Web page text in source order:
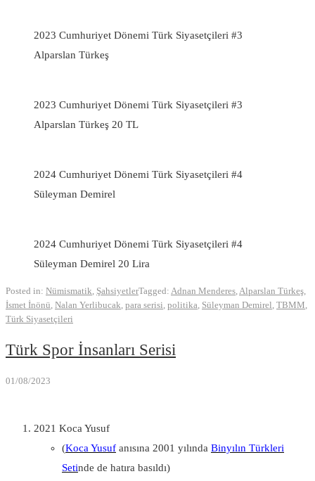
2023 Cumhuriyet Dönemi Türk Siyasetçileri #3
Alparslan Türkeş
2023 Cumhuriyet Dönemi Türk Siyasetçileri #3
Alparslan Türkeş 20 TL
2024 Cumhuriyet Dönemi Türk Siyasetçileri #4
Süleyman Demirel
2024 Cumhuriyet Dönemi Türk Siyasetçileri #4
Süleyman Demirel 20 Lira
Posted in: Nümismatik, ŞahsiyetlerTagged: Adnan Menderes,Alparslan Türkeş,
İsmet İnönü, Nalan Yerlibucak, para serisi, politika, Süleyman Demirel, TBMM,
Türk Siyasetçileri
Türk Spor İnsanları Serisi
01/08/2023
2021 Koca Yusuf
(Koca Yusuf anısına 2001 yılında Binyılın Türkleri
Setinde de hatıra basıldı)